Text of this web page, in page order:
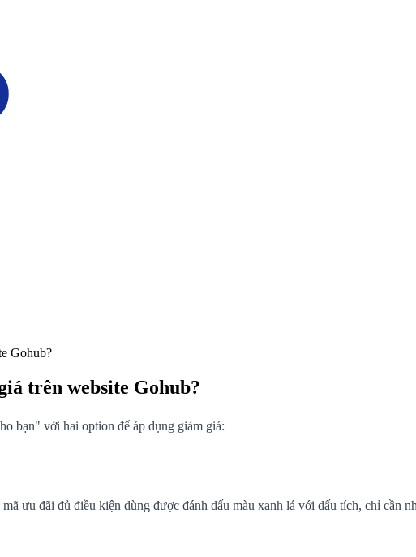
Gohub?
trên website Gohub?
bạn" với hai option để áp dụng giảm giá:
ưu đãi đủ điều kiện dùng được đánh dấu màu xanh lá với dấu tích, chỉ cần